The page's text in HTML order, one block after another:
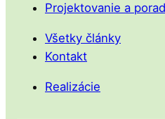
Projektovanie a
Všetky články
Kontakt
Realizácie